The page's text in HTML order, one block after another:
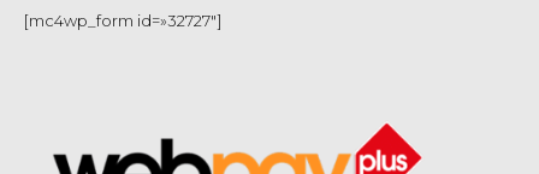
[mc4wp_form id=»32727″]